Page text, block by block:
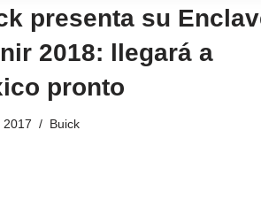
presenta su
2018: llegará a
pronto
2017 Buick